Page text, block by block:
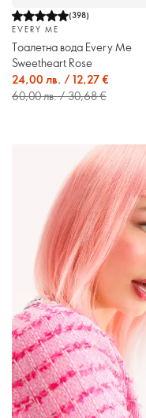
(398)
EVERY ME
Тоалетна вода Every Me
Sweetheart Rose
24,00 лв. / 12,27 €
60,00 лв. / 30,68 €